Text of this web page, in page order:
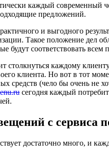
каждый современный
предложений.
и выгодного
Такое положение дел
будут соответствовать всем
каждому
клиента. Но вот в тот
средств (чело бы очень не
сегодня каждый
с сервиса
достаточно много, и